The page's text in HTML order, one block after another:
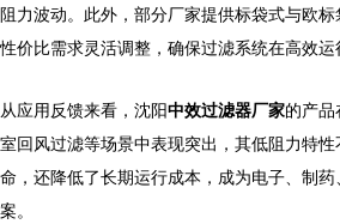
阻力波动。此外，部分厂家提供标袋式与欧
性价比需求灵活调整，确保过滤系统在高效运
从应用反馈来看， 沈阳中效过滤器厂家的产
室回风过滤等场景中表现突出，其低阻力特
命，还降低了长期运行成本，成为电子、制
案。